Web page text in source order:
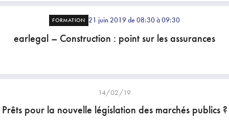
FORMATION 21 juin 2019 de 08:30 à 09:30
earlegal – Construction : point sur les assurances
14/02/19
Prêts pour la nouvelle législation des marchés publics ?